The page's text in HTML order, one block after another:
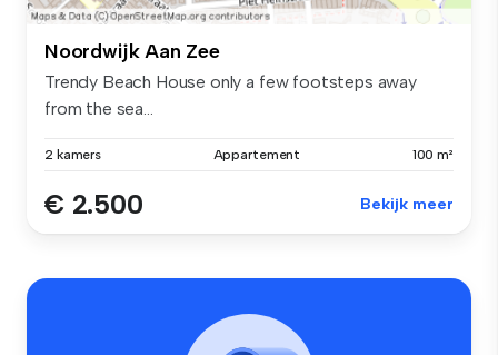
Noordwijk Aan Zee
Trendy Beach House only a few footsteps away
from the sea...
2 kamers Appartement 100 m²
€ 2.500 Bekijk meer